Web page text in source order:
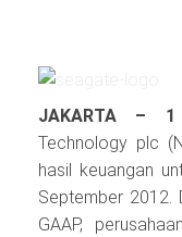
JAKARTA – 1
Technology plc
hasil keuangan
September 2012.
GAAP,